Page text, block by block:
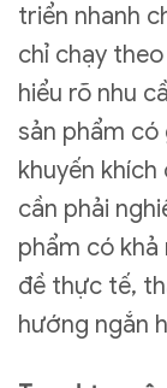
triển nhanh
chỉ chạy
hiểu rõ nhu
sản phẩm có
khuyến
cần phải
phẩm có khả
đề thực tế,
hướng ngắn